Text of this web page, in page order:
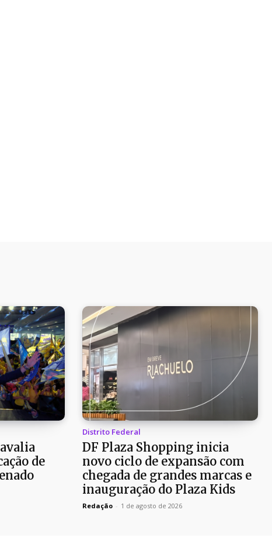
de
Distrito Federal
DF Plaza Shopping inicia
novo ciclo de expansão com
chegada de grandes marcas e
inauguração do Plaza Kids
Redação - 1 de agosto de 2026